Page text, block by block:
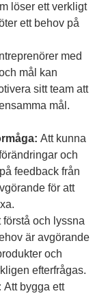
löser ett verkligt
ett behov på
med
mål kan
sitt team att
mål.
Att kunna
och
feedback från
för att
förstå och lyssna
är avgörande
och
efterfrågas.
Att bygga ett